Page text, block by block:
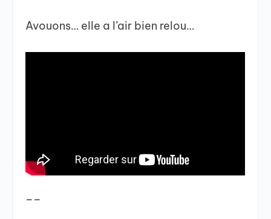
Avouons… elle a l’air bien relou…
__